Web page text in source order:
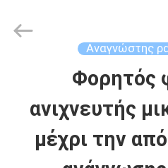
ΠΡΟΪΌΝΤΑ
Fofia
Technology
Αναγνώστης
Φορητός
ανιχνευτής
μέχρι την